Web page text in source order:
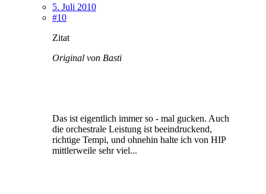
5. Juli 2010
#10
Zitat
Original von Basti
Das ist eigentlich immer so - mal gucken. Auch
die orchestrale Leistung ist beeindruckend,
richtige Tempi, und ohnehin halte ich von HIP
mittlerweile sehr viel...